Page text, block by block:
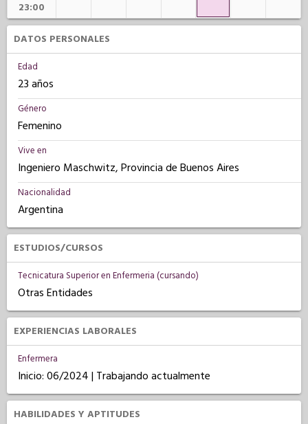
23:00
DATOS PERSONALES
Edad
23 años
Género
Femenino
Vive en
Ingeniero Maschwitz, Provincia de Buenos Aires
Nacionalidad
Argentina
ESTUDIOS/CURSOS
Tecnicatura Superior en Enfermeria (cursando)
Otras Entidades
EXPERIENCIAS LABORALES
Enfermera
Inicio: 06/2024 | Trabajando actualmente
HABILIDADES Y APTITUDES